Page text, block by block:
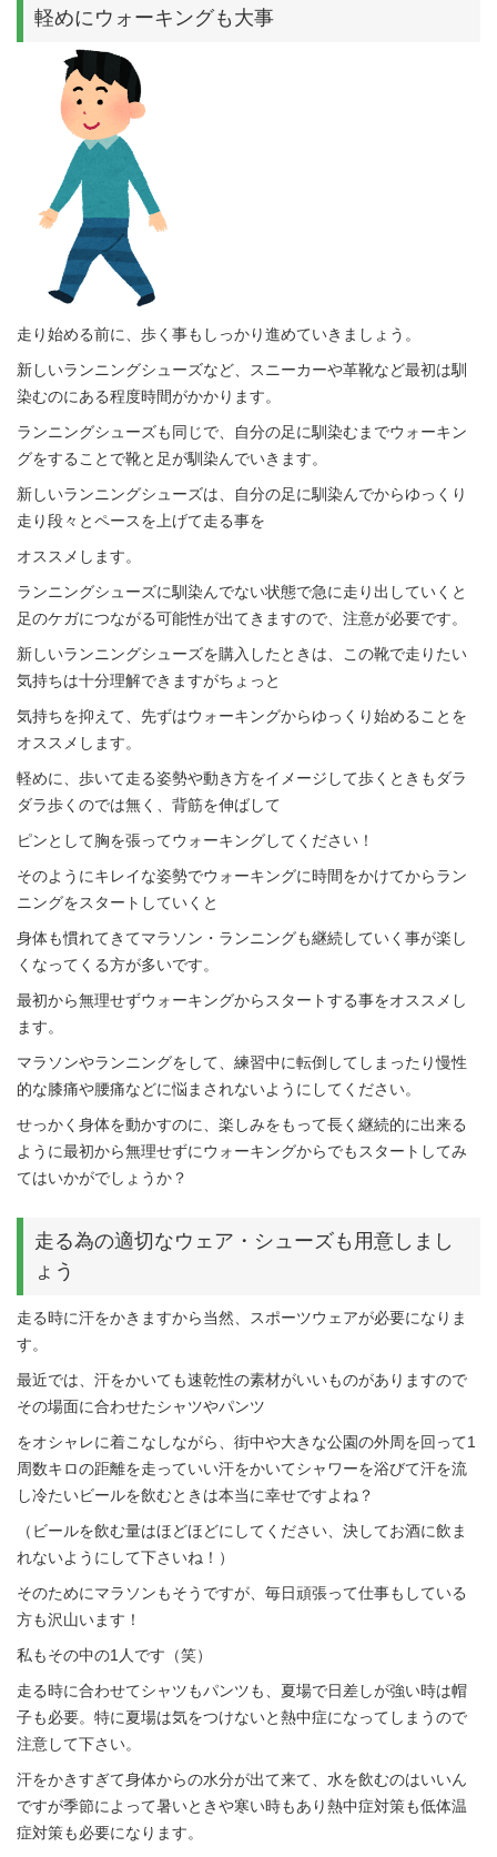
軽めにウォーキングも大事
走り始める前に、歩く事もしっかり進めていきましょう。
新しいランニングシューズなど、スニーカーや革靴など最初は馴
染むのにある程度時間がかかります。
ランニングシューズも同じで、自分の足に馴染むまでウォーキン
グをすることで靴と足が馴染んでいきます。
新しいランニングシューズは、自分の足に馴染んでからゆっくり
走り段々とペースを上げて走る事を
オススメします。
ランニングシューズに馴染んでない状態で急に走り出していくと
足のケガにつながる可能性が出てきますので、注意が必要です。
新しいランニングシューズを購入したときは、この靴で走りたい
気持ちは十分理解できますがちょっと
気持ちを抑えて、先ずはウォーキングからゆっくり始めることを
オススメします。
軽めに、歩いて走る姿勢や動き方をイメージして歩くときもダラ
ダラ歩くのでは無く、背筋を伸ばして
ピンとして胸を張ってウォーキングしてください！
そのようにキレイな姿勢でウォーキングに時間をかけてからラン
ニングをスタートしていくと
身体も慣れてきてマラソン・ランニングも継続していく事が楽し
くなってくる方が多いです。
最初から無理せずウォーキングからスタートする事をオススメし
ます。
マラソンやランニングをして、練習中に転倒してしまったり慢性
的な膝痛や腰痛などに悩まされないようにしてください。
せっかく身体を動かすのに、楽しみをもって長く継続的に出来る
ように最初から無理せずにウォーキングからでもスタートしてみ
てはいかがでしょうか？
走る為の適切なウェア・シューズも用意しまし
ょう
走る時に汗をかきますから当然、スポーツウェアが必要になりま
す。
最近では、汗をかいても速乾性の素材がいいものがありますので
その場面に合わせたシャツやパンツ
をオシャレに着こなしながら、街中や大きな公園の外周を回って1
周数キロの距離を走っていい汗をかいてシャワーを浴びて汗を流
し冷たいビールを飲むときは本当に幸せですよね？
（ビールを飲む量はほどほどにしてください、決してお酒に飲ま
れないようにして下さいね！）
そのためにマラソンもそうですが、毎日頑張って仕事もしている
方も沢山います！
私もその中の1人です（笑）
走る時に合わせてシャツもパンツも、夏場で日差しが強い時は帽
子も必要。特に夏場は気をつけないと熱中症になってしまうので
注意して下さい。
汗をかきすぎて身体からの水分が出て来て、水を飲むのはいいん
ですが季節によって暑いときや寒い時もあり熱中症対策も低体温
症対策も必要になります。